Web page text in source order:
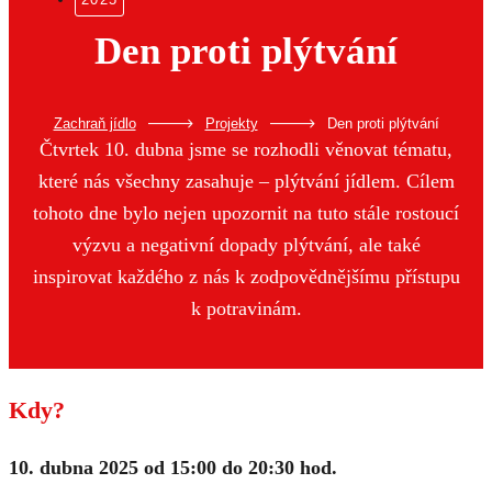
Den proti plýtvání
Zachraň jídlo - Projekty - Den proti plýtvání
Čtvrtek 10. dubna jsme se rozhodli věnovat tématu,
které nás všechny zasahuje – plýtvání jídlem. Cílem
tohoto dne bylo nejen upozornit na tuto stále rostoucí
výzvu a negativní dopady plýtvání, ale také
inspirovat každého z nás k zodpovědnějšímu přístupu
k potravinám.
Kdy?
10. dubna 2025 od 15:00 do 20:30 hod.